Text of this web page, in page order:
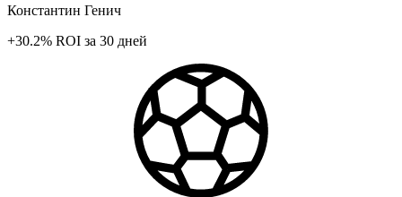
Константин Генич
+30.2% ROI за 30 дней